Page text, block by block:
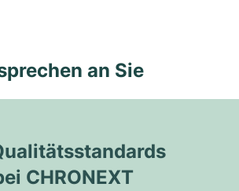
an Sie
CHRONEXT